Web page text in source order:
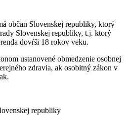
občan Slovenskej republiky, ktorý
Slovenskej republiky, t.j. ktorý
dovŕši 18 rokov veku.
ustanovené obmedzenie osobnej
zdravia, ak osobitný zákon v
republiky